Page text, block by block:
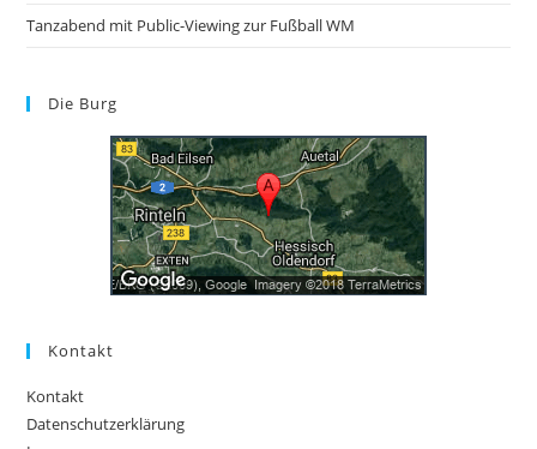
Tanzabend mit Public-Viewing zur Fußball WM
Die Burg
Kontakt
Kontakt
Datenschutzerklärung